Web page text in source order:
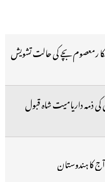
رمعصوم بچے کی حالت تشویش
کی ذمہ داریامیت شاہ قبول
کا ہندوستان